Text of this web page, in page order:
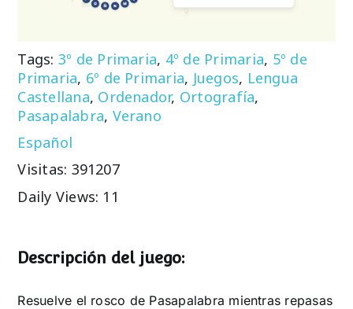
Tags: 3º de Primaria, 4º de Primaria, 5º de
Primaria, 6º de Primaria, Juegos, Lengua
Castellana, Ordenador, Ortografía,
Pasapalabra, Verano
Español
Visitas: 391207
Daily Views: 11
Descripción del juego:
Resuelve el rosco de Pasapalabra mientras repasas